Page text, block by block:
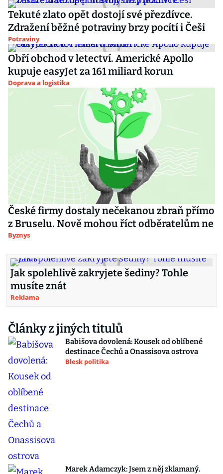
Tekuté zlato opět dostojí své přezdívce.
Zdražení běžné potraviny brzy pocítí i Češi
Potraviny
Obří obchod v letectví. Americké Apollo
kupuje easyJet za 161 miliard korun
Doprava a logistika
České firmy dostaly nečekanou zbraň přímo
z Bruselu. Nově mohou říct odběratelům ne
Byznys
Jak spolehlivě zakryjete šediny? Tohle
musíte znát
Reklama
Články z jiných titulů
Babišova dovolená: Kousek od oblíbené
destinace Čechů a Onassisova ostrova
Blesk politika
Marek Adamczyk: Jsem z něj zklamaný.